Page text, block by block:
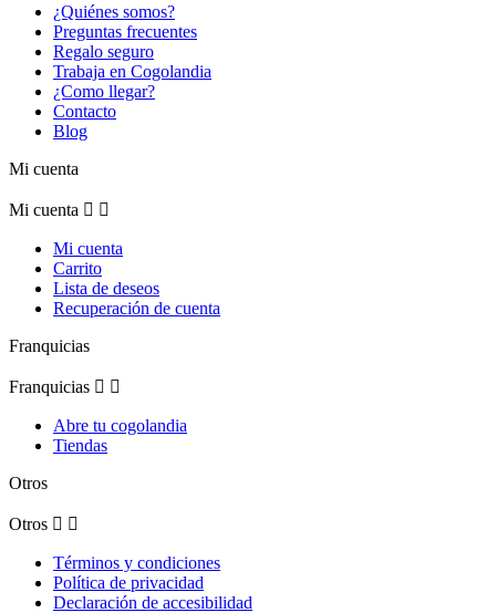
¿Quiénes somos?
Preguntas frecuentes
Regalo seguro
Trabaja en Cogolandia
¿Como llegar?
Contacto
Blog
Mi cuenta
Mi cuenta  
Mi cuenta
Carrito
Lista de deseos
Recuperación de cuenta
Franquicias
Franquicias  
Abre tu cogolandia
Tiendas
Otros
Otros  
Términos y condiciones
Política de privacidad
Declaración de accesibilidad